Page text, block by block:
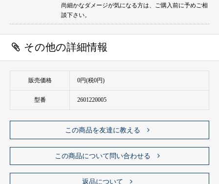
尚細かなダメージが気になる方は、ご購入前に予めご相
談下さい。
その他の詳細情報
販売価格 0円(税0円)
型番 2601220005
この商品を友達に教える
この商品について問い合わせる
返品について